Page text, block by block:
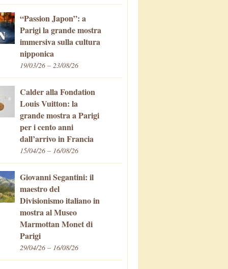
“Passion Japon”: a
Parigi la grande mostra
immersiva sulla cultura
nipponica
19/03/26 – 23/08/26
Calder alla Fondation
Louis Vuitton: la
grande mostra a Parigi
per i cento anni
dall’arrivo in Francia
15/04/26 – 16/08/26
Giovanni Segantini: il
maestro del
Divisionismo italiano in
mostra al Museo
Marmottan Monet di
Parigi
29/04/26 – 16/08/26